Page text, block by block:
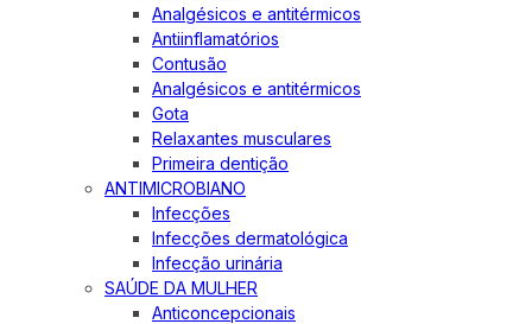
Analgésicos e antitérmicos
Antiinflamatórios
Contusão
Analgésicos e antitérmicos
Gota
Relaxantes musculares
Primeira dentição
ANTIMICROBIANO
Infecções
Infecções dermatológica
Infecção urinária
SAÚDE DA MULHER
Anticoncepcionais